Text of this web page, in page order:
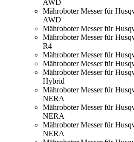
AWD
Mähroboter Messer für
AWD
Mähroboter Messer für
Mähroboter Messer für
R4
Mähroboter Messer für
Mähroboter Messer für
Mähroboter Messer für
Hybrid
Mähroboter Messer für
NERA
Mähroboter Messer für
NERA
Mähroboter Messer für
NERA